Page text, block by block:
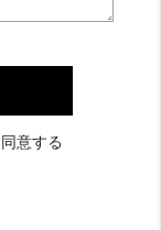
意する